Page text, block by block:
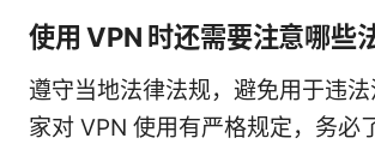
使用 VPN 时还需要注意哪些
遵守当地法律法规，避免用于违
家对 VPN 使用有严格规定，务必